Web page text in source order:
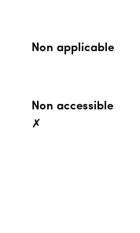
Non applicable
Non accessible
✗